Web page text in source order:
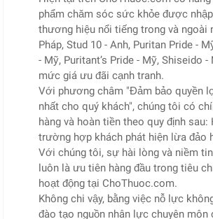
phẩm chăm sóc sức khỏe được
thương hiệu nổi tiếng trong và ngoài
Pháp, Stud 10 - Anh, Puritan Pride -
- Mỹ, Puritant’s Pride - Mỹ, Shiseido -
mức giá ưu đãi cạnh tranh.
Với phương châm "Đảm bảo quyền
nhất cho quý khách", chúng tôi có
hàng và hoàn tiền theo quy định sau:
trường hợp khách phát hiện lừa đảo
Với chúng tôi, sự hài lòng và niềm
luôn là ưu tiên hàng đầu trong tiêu
hoạt động tại ChoThuoc.com.
Không chi vậy, bằng việc nỗ lực
đào tạo nguồn nhân lực chuyên môn